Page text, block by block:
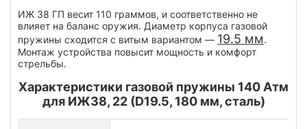
ИЖ 38 ГП весит 110 граммов, и соответственно не
влияет на баланс оружия. Диаметр корпуса газовой
пружины сходится с витым вариантом — 19.5 мм.
Монтаж устройства повысит мощность и комфорт
стрельбы.
Характеристики газовой пружины 140 Атм
для ИЖ38, 22 (D19.5, 180 мм, сталь)